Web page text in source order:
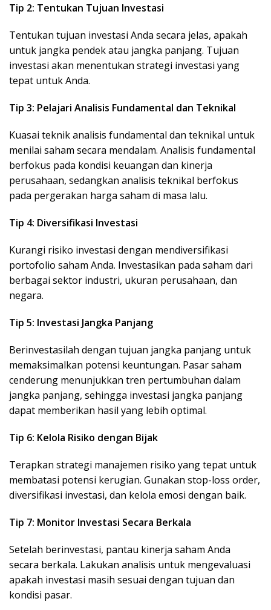
Tip 2: Tentukan Tujuan Investasi
Tentukan tujuan investasi Anda secara jelas, apakah
untuk jangka pendek atau jangka panjang. Tujuan
investasi akan menentukan strategi investasi yang
tepat untuk Anda.
Tip 3: Pelajari Analisis Fundamental dan Teknikal
Kuasai teknik analisis fundamental dan teknikal untuk
menilai saham secara mendalam. Analisis fundamental
berfokus pada kondisi keuangan dan kinerja
perusahaan, sedangkan analisis teknikal berfokus
pada pergerakan harga saham di masa lalu.
Tip 4: Diversifikasi Investasi
Kurangi risiko investasi dengan mendiversifikasi
portofolio saham Anda. Investasikan pada saham dari
berbagai sektor industri, ukuran perusahaan, dan
negara.
Tip 5: Investasi Jangka Panjang
Berinvestasilah dengan tujuan jangka panjang untuk
memaksimalkan potensi keuntungan. Pasar saham
cenderung menunjukkan tren pertumbuhan dalam
jangka panjang, sehingga investasi jangka panjang
dapat memberikan hasil yang lebih optimal.
Tip 6: Kelola Risiko dengan Bijak
Terapkan strategi manajemen risiko yang tepat untuk
membatasi potensi kerugian. Gunakan stop-loss order,
diversifikasi investasi, dan kelola emosi dengan baik.
Tip 7: Monitor Investasi Secara Berkala
Setelah berinvestasi, pantau kinerja saham Anda
secara berkala. Lakukan analisis untuk mengevaluasi
apakah investasi masih sesuai dengan tujuan dan
kondisi pasar.